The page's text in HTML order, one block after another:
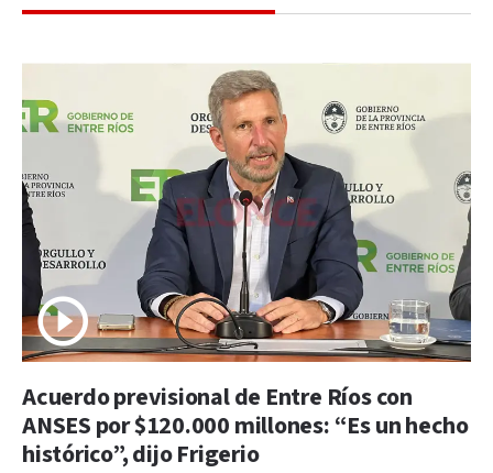
Acuerdo previsional de Entre Ríos con
ANSES por $120.000 millones: “Es un hecho
histórico”, dijo Frigerio